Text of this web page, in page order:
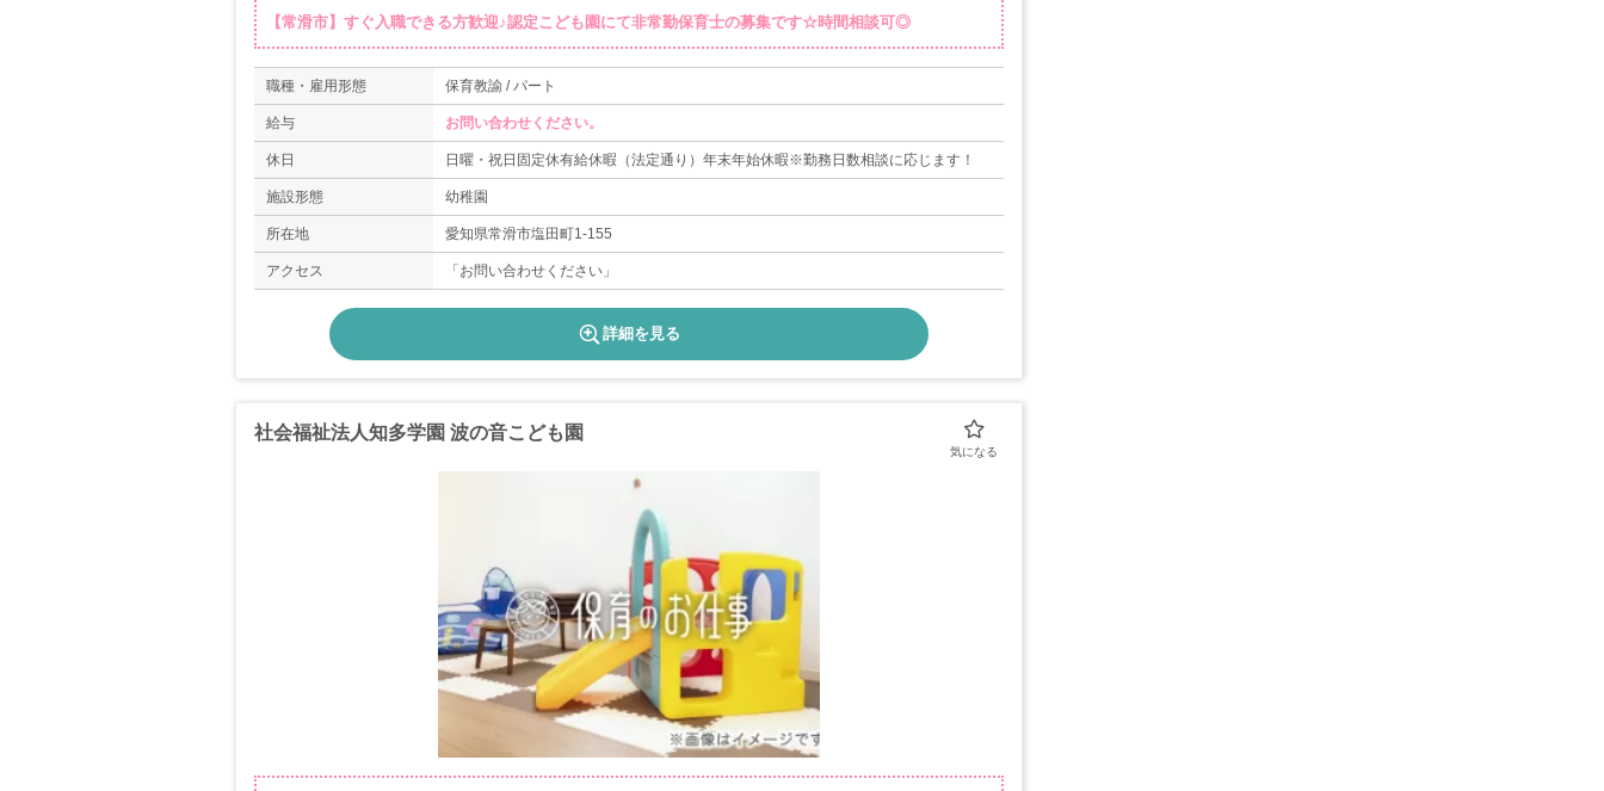
【常滑市】すぐ入職できる方歓迎♪認定こども園にて非常勤保育士の募集です☆時間相談可◎
職種・雇用形態 保育教諭 / パート
給与 お問い合わせください。
休日 日曜・祝日固定休有給休暇（法定通り）年末年始休暇※勤務日数相談に応じます！
施設形態 幼稚園
所在地 愛知県常滑市塩田町1-155
アクセス 「お問い合わせください」
詳細を見る
社会福祉法人知多学園 波の音こども園